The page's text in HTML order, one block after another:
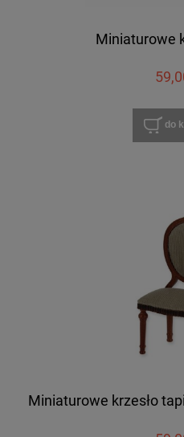
Miniaturowe
do
Miniaturowe krzesło